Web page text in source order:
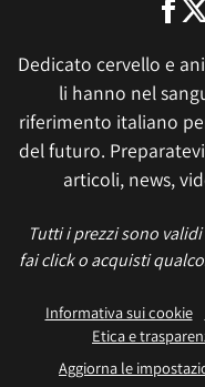
Dedicato cervello e
li hanno nel
riferimento italiano
del futuro.
articoli, news,
Tutti i prezzi sono
fai click o acquisti
Informativa sui cookie
Etica e
Aggiorna le